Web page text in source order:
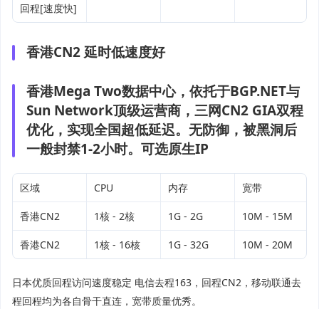
回程[速度快]
香港CN2 延时低速度好
香港Mega Two数据中心，依托于BGP.NET与
Sun Network顶级运营商，三网CN2 GIA双程
优化，实现全国超低延迟。无防御，被黑洞后
一般封禁1-2小时。可选原生IP
区域 CPU 内存 宽带
香港CN2 1核 - 2核 1G - 2G 10M - 15M
香港CN2 1核 - 16核 1G - 32G 10M - 20M
日本优质回程访问速度稳定 电信去程163，回程CN2，移动联通去
程回程均为各自骨干直连，宽带质量优秀。